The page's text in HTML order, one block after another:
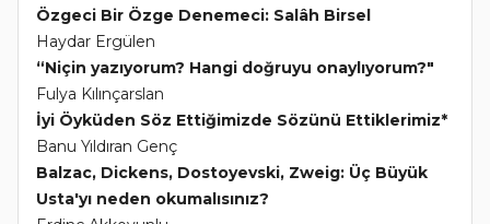
Özgeci Bir Özge Denemeci: Salâh Birsel
Haydar Ergülen
“Niçin yazıyorum? Hangi doğruyu onaylıyorum?"
Fulya Kılınçarslan
İyi Öyküden Söz Ettiğimizde Sözünü Ettiklerimiz*
Banu Yıldıran Genç
Balzac, Dickens, Dostoyevski, Zweig: Üç Büyük
Usta'yı neden okumalısınız?